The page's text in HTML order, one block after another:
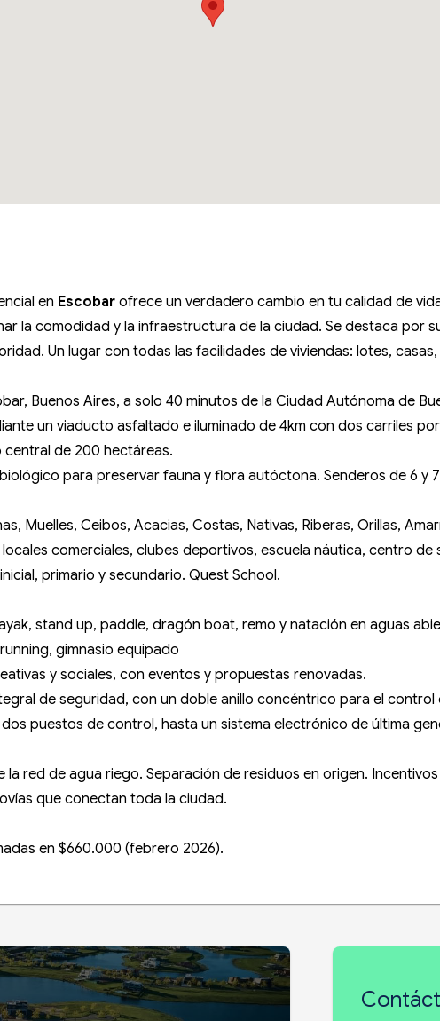
en Escobar ofrece un verdadero cambio en tu calidad de
la comodidad y la infraestructura de la ciudad. Se destaca por
Un lugar con todas las facilidades de viviendas: lotes,
Buenos Aires, a solo 40 minutos de la Ciudad Autónoma de
un viaducto asfaltado e iluminado de 4km con dos carriles
de 200 hectáreas.
para preservar fauna y flora autóctona. Senderos de 6 y
Muelles, Ceibos, Acacias, Costas, Nativas, Riberas, Orillas,
comerciales, clubes deportivos, escuela náutica, centro
primario y secundario. Quest School.
stand up, paddle, dragón boat, remo y natación en aguas
gimnasio equipado
y sociales, con eventos y propuestas renovadas.
de seguridad, con un doble anillo concéntrico para el
puestos de control, hasta un sistema electrónico de última
la red de agua riego. Separación de residuos en origen.
que conectan toda la ciudad.
en $660.000 (febrero 2026).